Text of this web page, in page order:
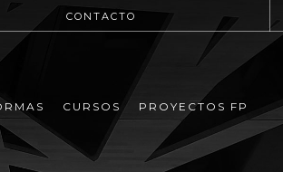
CONTACTO
CURSOS PROYECTOS FP